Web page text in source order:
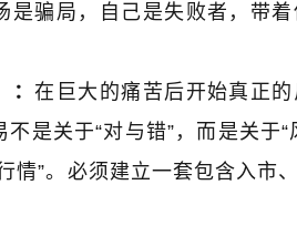
是骗局，自己是失败者，带
：在巨大的痛苦后开始真正
不是关于“对与错” ，而是关于“
情”。必须建立一套包含入市